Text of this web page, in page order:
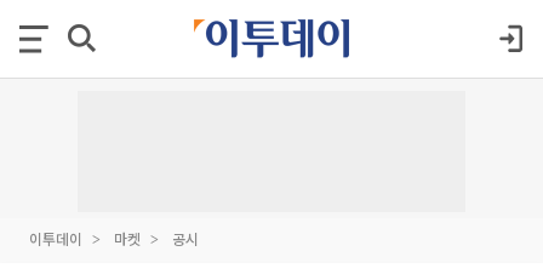
이투데이 마켓 공시